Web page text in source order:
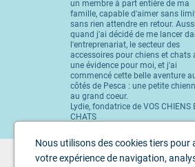
un membre à part entière de ma
famille, capable d'aimer sans
sans rien attendre en retour. Aussi
quand j'ai décidé de me lancer
l'entreprenariat, le secteur des
accessoires pour chiens et chats
une évidence pour moi, et j'ai
commencé cette belle aventure
côtés de Pesca : une petite
au grand coeur.
Lydie, fondatrice de VOS CHIENS
CHATS
Nous utilisons des cookies tiers pour
votre expérience de navigation,